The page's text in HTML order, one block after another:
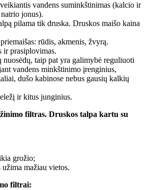
vandens suminkštinimas (kalcio ir
jonus).
pilama tik druska. Druskos maišo kaina
rūdis, akmenis, žvyrą.
ir prasiplovimas.
nuosėdų, taip pat yra galimybė reguliuoti
vandens minkštinimo įrenginius,
dušo kabinose nebus gausių kalkių
ir kitus junginius.
filtras. Druskos talpa kartu su
grožio;
mažiau vietos.
filtrai: